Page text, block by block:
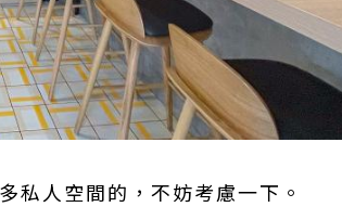
私人空間的，不妨考慮一下。